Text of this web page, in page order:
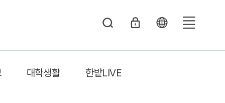
체
대학생활 한밭LIVE